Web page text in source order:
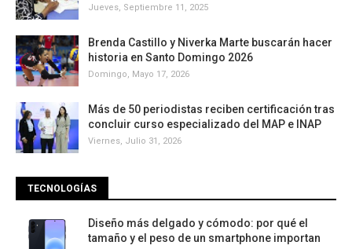
Jueves, Septiembre 11, 2025
Brenda Castillo y Niverka Marte buscarán hacer
historia en Santo Domingo 2026
Domingo, Mayo 17, 2026
Más de 50 periodistas reciben certificación tras
concluir curso especializado del MAP e INAP
Viernes, Julio 31, 2026
TECNOLOGÍAS
Diseño más delgado y cómodo: por qué el
tamaño y el peso de un smartphone importan